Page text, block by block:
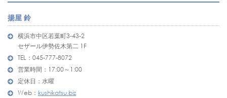
揚屋 鈴
横浜市中区若葉町3-43-2
セザール伊勢佐木第二 1F
TEL：045-777-8072
営業時間：17:00～1:00
定休日：水曜
Web： kushikatsu.biz